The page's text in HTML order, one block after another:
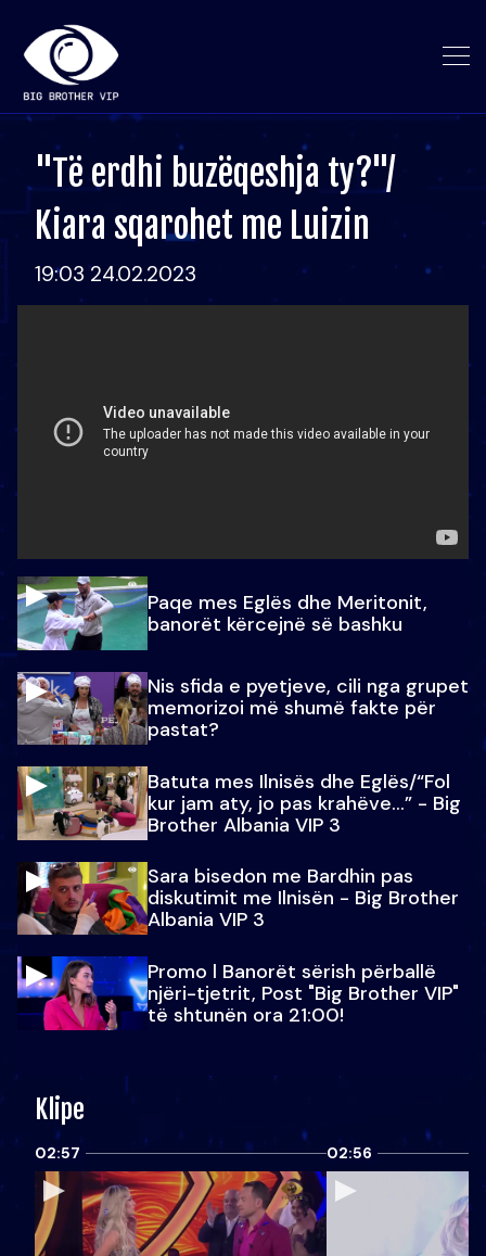
"Të erdhi buzëqeshja ty?"/
Kiara sqarohet me Luizin
19:03 24.02.2023
Paqe mes Eglës dhe Meritonit,
banorët kërcejnë së bashku
Nis sfida e pyetjeve, cili nga grupet
memorizoi më shumë fakte për
pastat?
Batuta mes Ilnisës dhe Eglës/“Fol
kur jam aty, jo pas krahëve…” - Big
Brother Albania VIP 3
Sara bisedon me Bardhin pas
diskutimit me Ilnisën - Big Brother
Albania VIP 3
Promo l Banorët sërish përballë
njëri-tjetrit, Post "Big Brother VIP"
të shtunën ora 21:00!
Klipe
02:57 02:56